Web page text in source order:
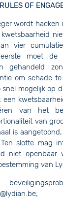
OF
wordt hacken
vier
moet
gehandeld
om schade te
mogelijk op
van het
van
is
slotte mag
niet openbaar
van